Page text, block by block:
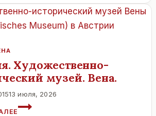
ОПРОШЕННЫХ
ХОТЯТ
ДЛЯ
ВЕЛОСИПЕДИСТОВ.
Художественно-
музей. Вена.
13 июля, 2026
АВСТРИЯ.